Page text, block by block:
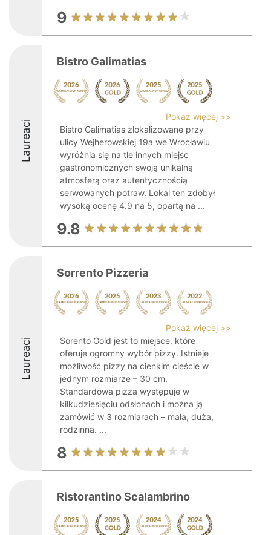
9
Laureaci
Bistro Galimatias
Pokaż więcej >>
Bistro Galimatias zlokalizowane przy
ulicy Wejherowskiej 19a we Wrocławiu
wyróżnia się na tle innych miejsc
gastronomicznych swoją unikalną
atmosferą oraz autentycznością
serwowanych potraw. Lokal ten zdobył
wysoką ocenę 4.9 na 5, opartą na ...
9.8
Laureaci
Sorrento Pizzeria
Pokaż więcej >>
Sorento Gold jest to miejsce, które
oferuje ogromny wybór pizzy. Istnieje
możliwość pizzy na cienkim cieście w
jednym rozmiarze – 30 cm.
Standardowa pizza występuje w
kilkudziesięciu odsłonach i można ją
zamówić w 3 rozmiarach – mała, duża,
rodzinna. ...
8
Ristorantino Scalambrino